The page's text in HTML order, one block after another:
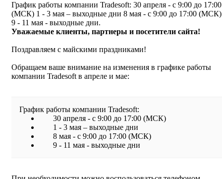
График работы компании Tradesoft: 30 апреля - c 9:00 до 17:00
(МСК) 1 - 3 мая – выходные дни 8 мая - c 9:00 до 17:00 (МСК)
9 - 11 мая - выходные дни.
Уважаемые клиенты, партнеры и посетители сайта!
Поздравляем с майскими праздниками!
Обращаем ваше внимание на изменения в графике работы
компании Tradesoft в апреле и мае:
График работы компании Tradesoft:
30 апреля - c 9:00 до 17:00 (МСК)
1 - 3 мая – выходные дни
8 мая - c 9:00 до 17:00 (МСК)
9 - 11 мая - выходные дни